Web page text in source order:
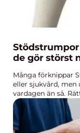
Stödstrumpor hur de fungerar och när
de gör störst
Många förknippar
eller sjukvård,
vardagen än så.